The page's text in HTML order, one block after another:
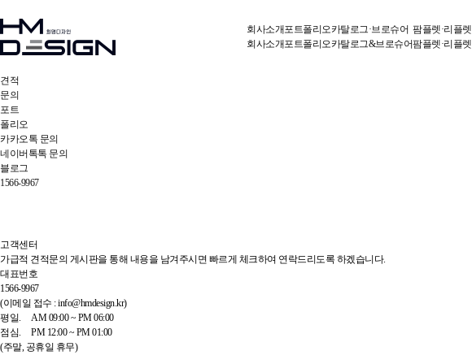
회사소개
회사소개
포트폴리오
포트폴리오
카탈로그·브로슈어
카탈로그&브로슈어
팜플렛·리플렛
팜플렛·리플렛
견적
문의
포트
폴리오
카카오톡 문의
네이버톡톡 문의
블로그
1566-9967
고객센터
가급적 견적문의 게시판을 통해 내용을 남겨주시면 빠르게 체크하여 연락드리도록 하겠습니다.
대표번호
1566-9967
(이메일 접수 : info@hmdesign.kr)
평일.
AM 09:00 ~ PM 06:00
점심.
PM 12:00 ~ PM 01:00
(주말, 공휴일 휴무)